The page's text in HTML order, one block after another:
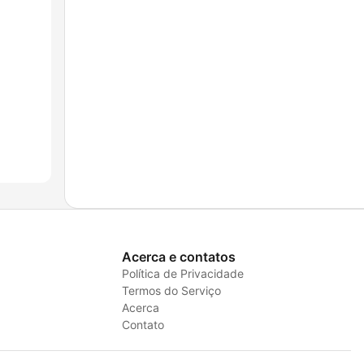
Acerca e contatos
Política de Privacidade
Termos do Serviço
Acerca
Contato